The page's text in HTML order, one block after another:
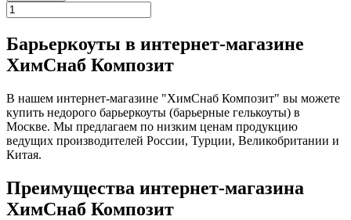
Барьеркоуты в интернет-магазине
ХимСнаб Композит
В нашем интернет-магазине "ХимСнаб Композит" вы можете
купить недорого барьеркоуты (барьерные гелькоуты) в
Москве. Мы предлагаем по низким ценам продукцию
ведущих производителей России, Турции, Великобритании и
Китая.
Преимущества интернет-магазина
ХимСнаб Композит